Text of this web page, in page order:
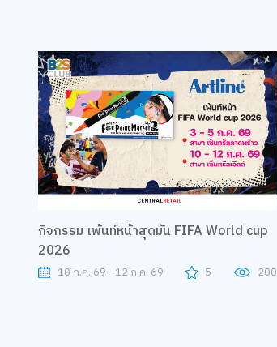
กิจกรรม เพ้นท์หน้าสุดมัน FIFA World cup
2026
10 ก.ค. 69 - 12 ก.ค. 69 5 200